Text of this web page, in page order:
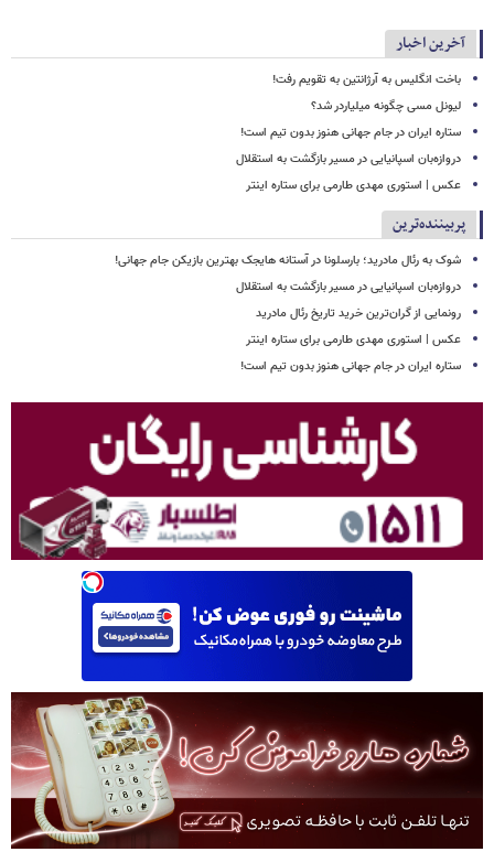
آخرین اخبار
باخت انگلیس به آرژانتین به تقویم رفت!
لیونل مسی چگونه میلیاردر شد؟
ستاره ایران در جام جهانی هنوز بدون تیم است!
دروازه‌بان اسپانیایی در مسیر بازگشت به استقلال
عکس | استوری مهدی طارمی برای ستاره اینتر
پربیننده‌ترین
شوک به رئال مادرید؛ بارسلونا در آستانه هایجک بهترین بازیکن جام جهانی!
دروازه‌بان اسپانیایی در مسیر بازگشت به استقلال
رونمایی از گران‌ترین خرید تاریخ رئال مادرید
عکس | استوری مهدی طارمی برای ستاره اینتر
ستاره ایران در جام جهانی هنوز بدون تیم است!